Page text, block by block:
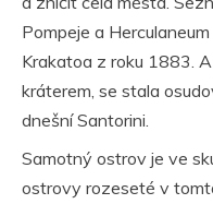
Pompeje a
Krakatoa z roku 1883.
kráterem, se stala
dnešní Santorini.
Samotný ostrov je ve
ostrovy rozeseté v